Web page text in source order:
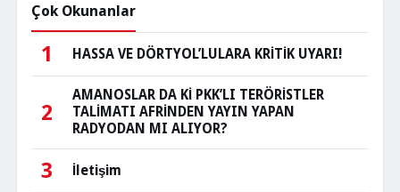
Çok Okunanlar
1 HASSA VE DÖRTYOL’LULARA KRİTİK UYARI!
2
AMANOSLAR DA Kİ PKK’LI TERÖRİSTLER
TALİMATI AFRİNDEN YAYIN YAPAN
RADYODAN MI ALIYOR?
3 İletişim